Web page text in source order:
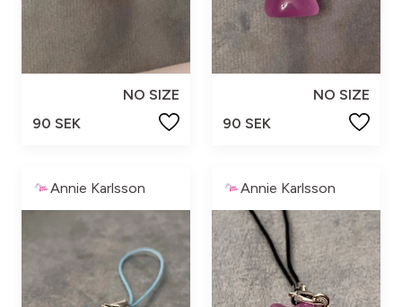
NO SIZE
90 SEK
NO SIZE
90 SEK
Annie Karlsson Annie Karlsson